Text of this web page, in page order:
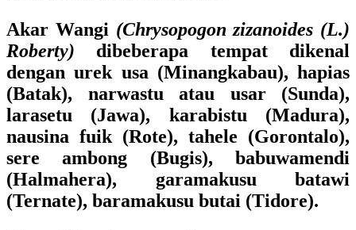
Akar Wangi (Chrysopogon zizanoides (L.)
Roberty) dibeberapa tempat dikenal
dengan urek usa (Minangkabau), hapias
(Batak), narwastu atau usar (Sunda),
larasetu (Jawa), karabistu (Madura),
nausina fuik (Rote), tahele (Gorontalo),
sere ambong (Bugis), babuwamendi
(Halmahera), garamakusu batawi
(Ternate), baramakusu butai (Tidore).